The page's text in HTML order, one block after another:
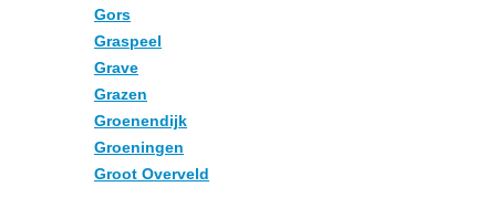
Gors
Graspeel
Grave
Grazen
Groenendijk
Groeningen
Groot Overveld